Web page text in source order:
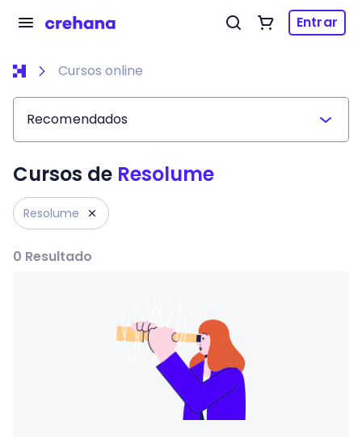
Entrar
Cursos online
Recomendados
Cursos de Resolume
Resolume
0 Resultado